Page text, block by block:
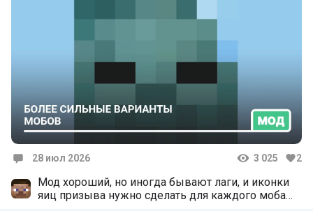
28 июл 2026 3 025 2
Мод хороший, но иногда бывают лаги, и иконки
яиц призыва нужно сделать для каждого моба